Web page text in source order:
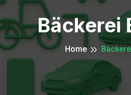
Bäckerei
Home